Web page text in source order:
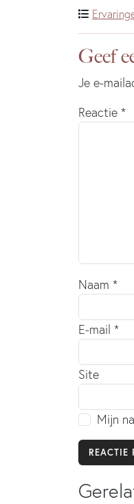
Geef
Je e-
Reactie *
Naam *
E-mail *
Site
Mijn